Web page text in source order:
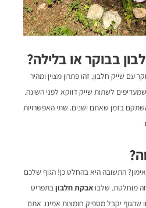
בבוקר או בלילה?
שייק חלבון. זהו פתרון מצוין ומהיר
לשתות שייק דווקא לפני השינה.
בזמן שאתם ישנים. שתי האפשרויות
התשובה היא בהחלט כן! הגוף שלכם
מוחלטת. שלבו אבקת חלבוןבתפריט
שהגוף יקבל מספיק חומצות אמינו. אתם